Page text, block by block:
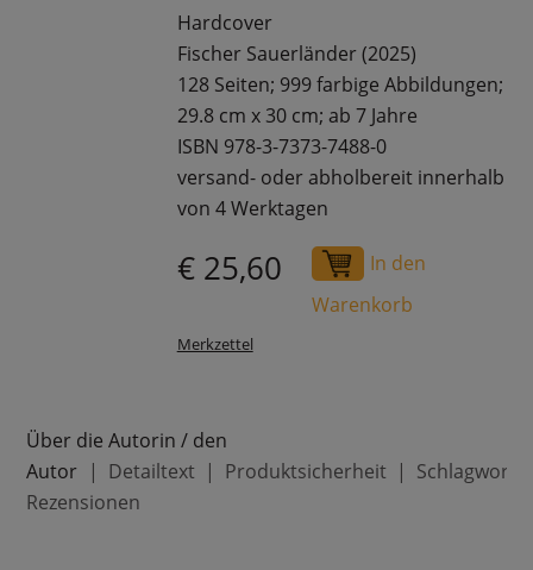
Hardcover
Fischer Sauerländer (2025)
128 Seiten; 999 farbige Abbildungen;
29.8 cm x 30 cm; ab 7 Jahre
ISBN 978-3-7373-7488-0
versand- oder abholbereit innerhalb
von 4 Werktagen
€ 25,60
In den
Warenkorb
Merkzettel
Über die Autorin / den
Autor
Detailtext Produktsicherheit
Schlagworte
Rezensionen